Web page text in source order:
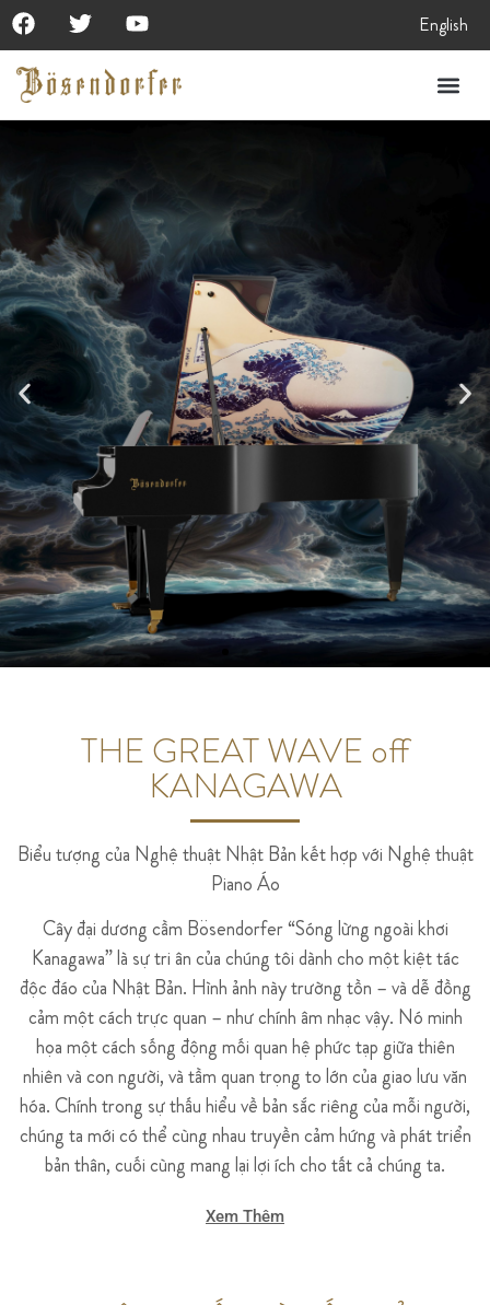
English
THE GREAT WAVE off
KANAGAWA
Biểu tượng của Nghệ thuật Nhật Bản kết hợp với Nghệ thuật
Piano Áo
Cây đại dương cầm Bösendorfer “Sóng lừng ngoài khơi
Kanagawa” là sự tri ân của chúng tôi dành cho một kiệt tác
độc đáo của Nhật Bản. Hình ảnh này trường tồn – và dễ đồng
cảm một cách trực quan – như chính âm nhạc vậy. Nó minh
họa một cách sống động mối quan hệ phức tạp giữa thiên
nhiên và con người, và tầm quan trọng to lớn của giao lưu văn
hóa. Chính trong sự thấu hiểu về bản sắc riêng của mỗi người,
chúng ta mới có thể cùng nhau truyền cảm hứng và phát triển
bản thân, cuối cùng mang lại lợi ích cho tất cả chúng ta.
Xem Thêm